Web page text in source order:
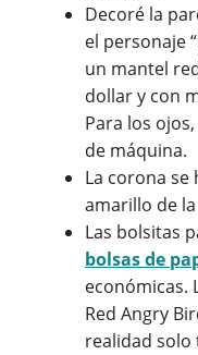
Decoré la
el personaje
un mantel
dollar y con
Para los
de máquina.
La corona
amarillo de
Las bolsitas
bolsas de
económicas.
Red Angry
realidad solo